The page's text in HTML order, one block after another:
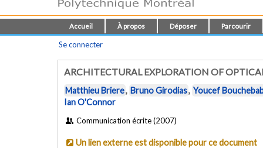
Accueil À propos Déposer Parcourir
Se connecter
ARCHITECTURAL EXPLORATION OF
Matthieu Briere, Bruno Girodias, Youcef
Ian O'Connor
Communication écrite (2007)
Un lien externe est disponible pour ce document